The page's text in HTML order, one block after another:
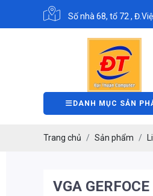
Số nhà 68, tổ 72 ,
DANH MỤC SẢN
Trang chủ Sản phẩm
VGA